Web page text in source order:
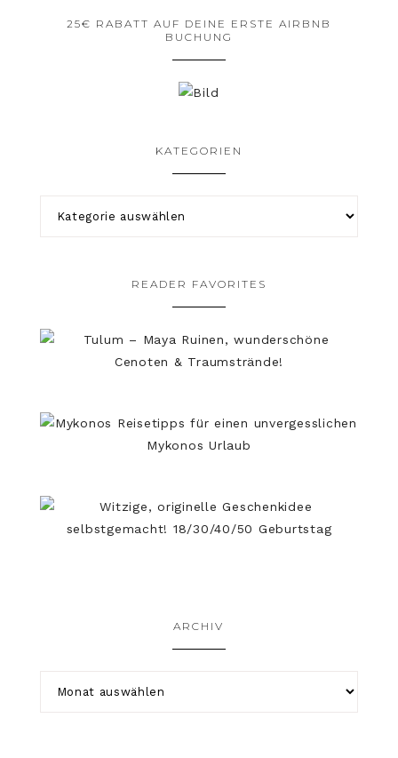
25€ RABATT AUF DEINE ERSTE AIRBNB
BUCHUNG
KATEGORIEN
READER FAVORITES
ARCHIV